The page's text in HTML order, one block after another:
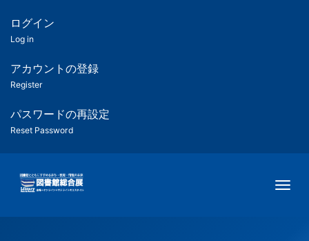
ツ
匿
名
ユ
ー
ー
用
メ
ログイン
Log in
アカウントの登録
Register
パスワードの再設定
Reset Password